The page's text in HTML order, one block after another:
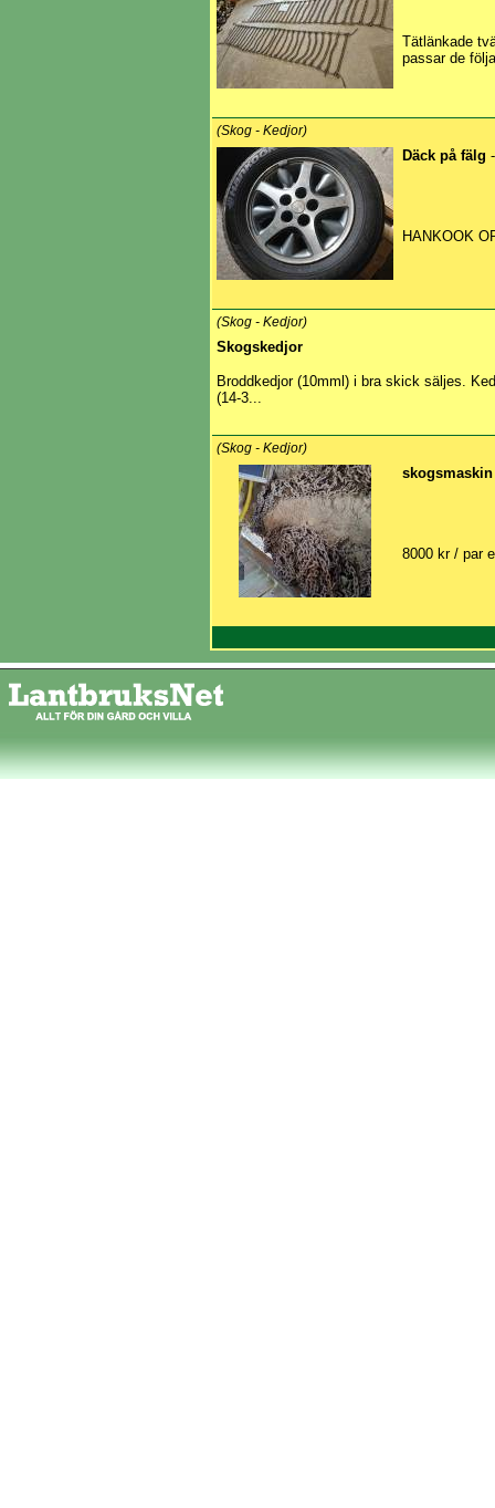
Tätlänkade
passar de
(Skog - Kedjor)
Däck på fälg
HANKOOK
(Skog - Kedjor)
Skogskedjor
Broddkedjor (10mml) i bra skick säljes.
(14-3...
(Skog - Kedjor)
8000 kr / par